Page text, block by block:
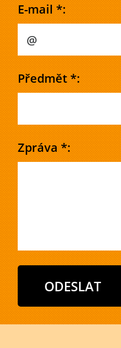
E-mail *:
Předmět *:
Zpráva *: